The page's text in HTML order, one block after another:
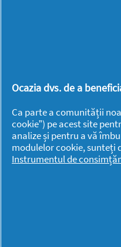
Ocazia dvs. de a
Ca parte a comunității
cookie”) pe acest site
analize și pentru a vă
modulelor cookie, sunteți
Instrumentul de